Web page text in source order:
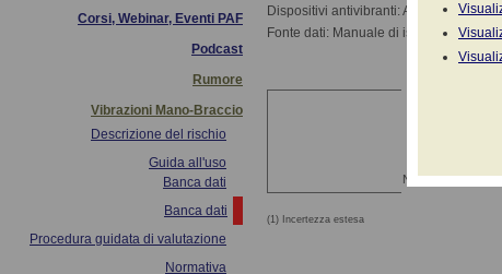
Corsi, Webinar, Eventi PAF
Podcast
Rumore
Vibrazioni Mano-Braccio
Descrizione del rischio
Guida all'uso
Banca dati
Banca dati
Procedura guidata di valutazione
Normativa
Dispositivi antivibranti: Assenti
Fonte dati: Manuale di istruzioni e
( x 2,0
NON INDICATO
(1) Incertezza estesa